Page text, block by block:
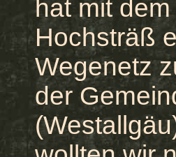
hat mit
Hochsträß
Wegenetz
der